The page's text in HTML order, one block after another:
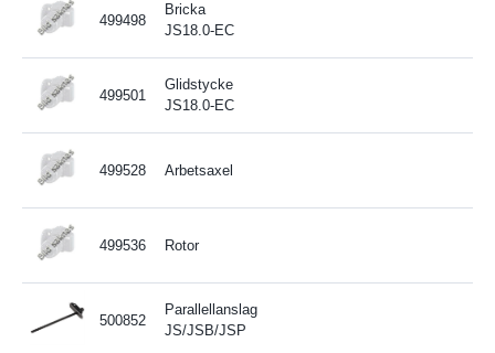
499498
Bricka
JS18.0-EC
499501
Glidstycke
JS18.0-EC
499528 Arbetsaxel
499536 Rotor
500852
Parallellanslag
JS/JSB/JSP